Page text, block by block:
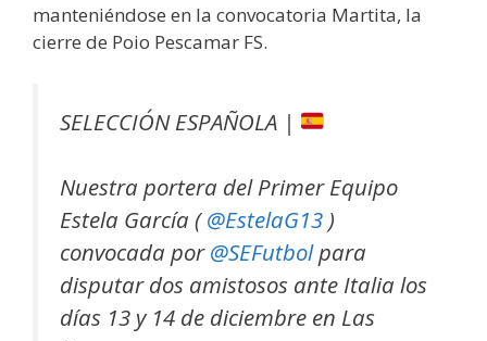
manteniéndose en la convocatoria Martita, la
cierre de Poio Pescamar FS.
SELECCIÓN ESPAÑOLA |
Nuestra portera del Primer Equipo
Estela García (@EstelaG13 )
convocada por@SEFutbolpara
disputar dos amistosos ante Italia los
días 13 y 14 de diciembre en Las